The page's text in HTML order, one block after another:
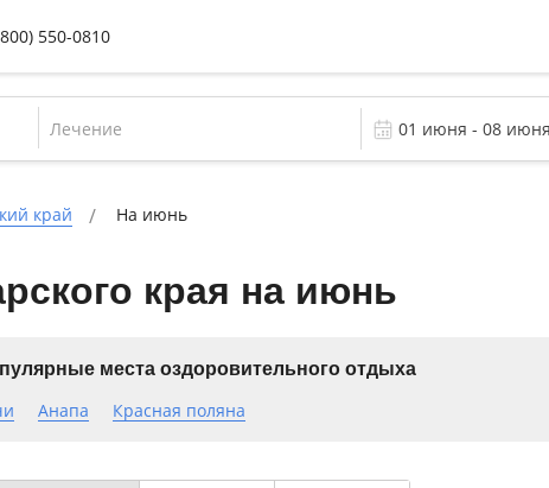
550-0810
Лечение
край На июнь
края на июнь
места оздоровительного отдыха
Анапа Красная поляна